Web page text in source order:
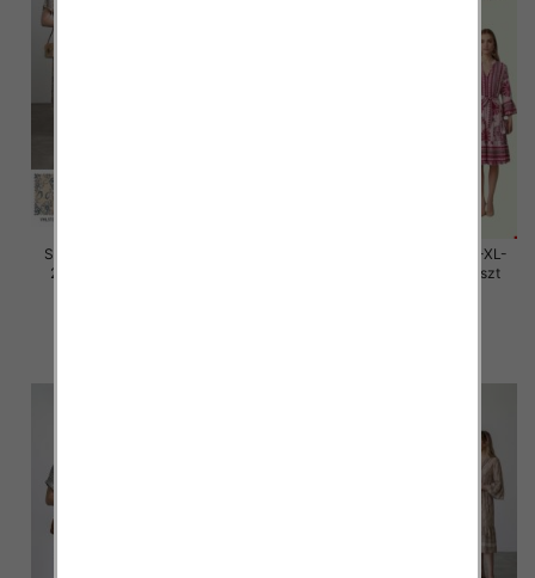
Sukienki damskie Roz M/L-XL-
2XL, Mix Kolor Paczka 12 szt
Sukienki damskie Roz M/L-XL-
2XL, Mix Kolor Paczka 12 szt